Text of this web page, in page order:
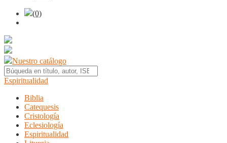
(0)
Nuestro catálogo
Espiritualidad
Biblia
Catequesis
Cristología
Eclesiología
Espiritualidad